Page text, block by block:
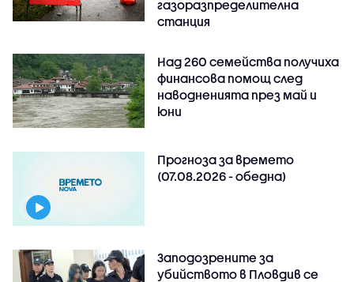
газоразпределителна
станция
Над 260 семейства получиха
финансова помощ след
наводненията през май и
юни
Прогноза за времето
(07.08.2026 - обедна)
Заподозрените за
убийството в Пловдив се